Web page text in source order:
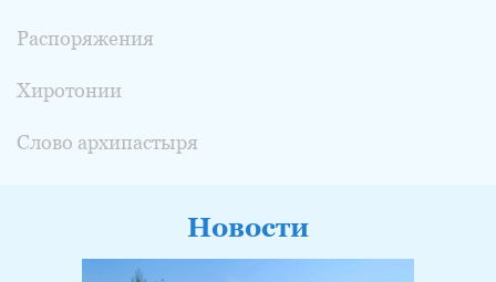
Распоряжения
Хиротонии
Слово архипастыря
Новости